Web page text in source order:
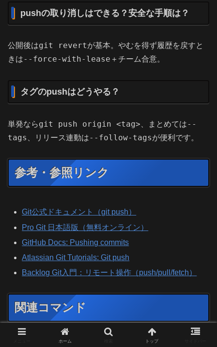
pushの取り消しはできる？安全な手順は？
公開後はgit revertが基本。やむを得ず履歴を戻すと
きは--force-with-lease ＋チーム合意。
タグのpushはどうやる？
単発ならgit push origin <tag> 、まとめては--
tags
、リリース連動は--follow-tagsが便利です。
参考・参照リンク
Git公式ドキュメント（git push）
Pro Git 日本語版（無料オンライン）
GitHub Docs: Pushing commits
Atlassian Git Tutorials: Git push
Backlog Git入門：リモート操作（push/pull/fetch）
関連コマンド
ホーム トップ